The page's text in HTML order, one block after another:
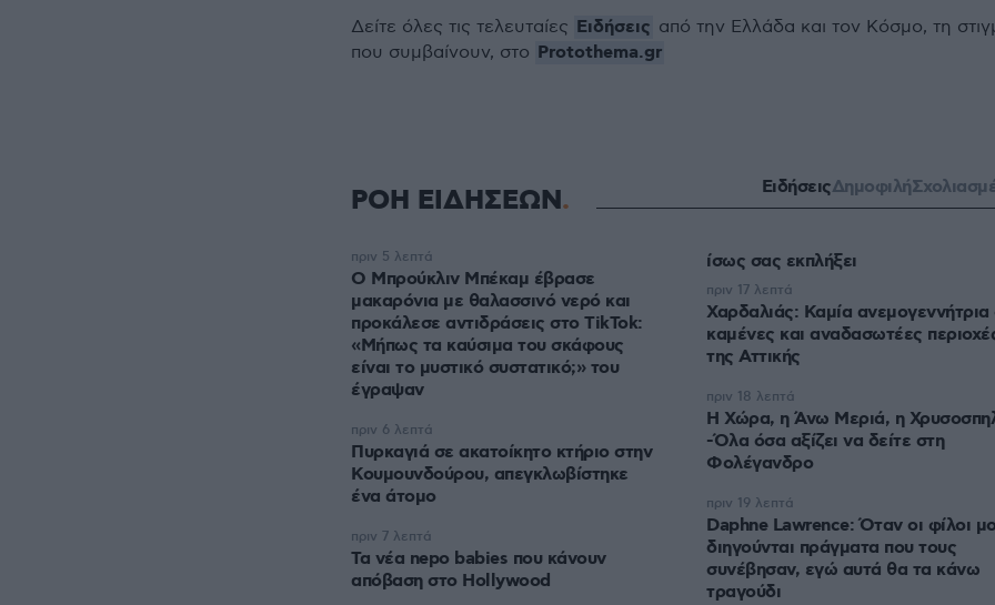
Δείτε όλες τις τελευταίες Ειδήσεις από την Ελλάδα και τον Κόσμο, τη
που συμβαίνουν, στο Protothema.gr
ΡΟΗ ΕΙΔΗΣΕΩΝ ΕιδήσειςΔημοφιλή
Ο Μπρούκλιν Μπέκαμ έβρασε
μακαρόνια με θαλασσινό νερό και
προκάλεσε αντιδράσεις στο TikTok:
«Μήπως τα καύσιμα του σκάφους
είναι το μυστικό συστατικό;» του
έγραψαν
πριν 5 λεπτά
Πυρκαγιά σε ακατοίκητο κτήριο στην
Κουμουνδούρου, απεγκλωβίστηκε
ένα άτομο
πριν 6 λεπτά
Τα νέα nepo babies που κάνουν
απόβαση στο Hollywood
πριν 7 λεπτά
ίσως σας εκπλήξει
Χαρδαλιάς: Καμία ανεμογεννήτρια
καμένες και αναδασωτέες
της Αττικής
πριν 17 λεπτά
Η Χώρα, η Άνω Μεριά, η
-Όλα όσα αξίζει να δείτε στη
Φολέγανδρο
πριν 18 λεπτά
Daphne Lawrence: Όταν οι φίλοι
διηγούνται πράγματα που τους
συνέβησαν, εγώ αυτά θα τα κάνω
τραγούδι
πριν 19 λεπτά